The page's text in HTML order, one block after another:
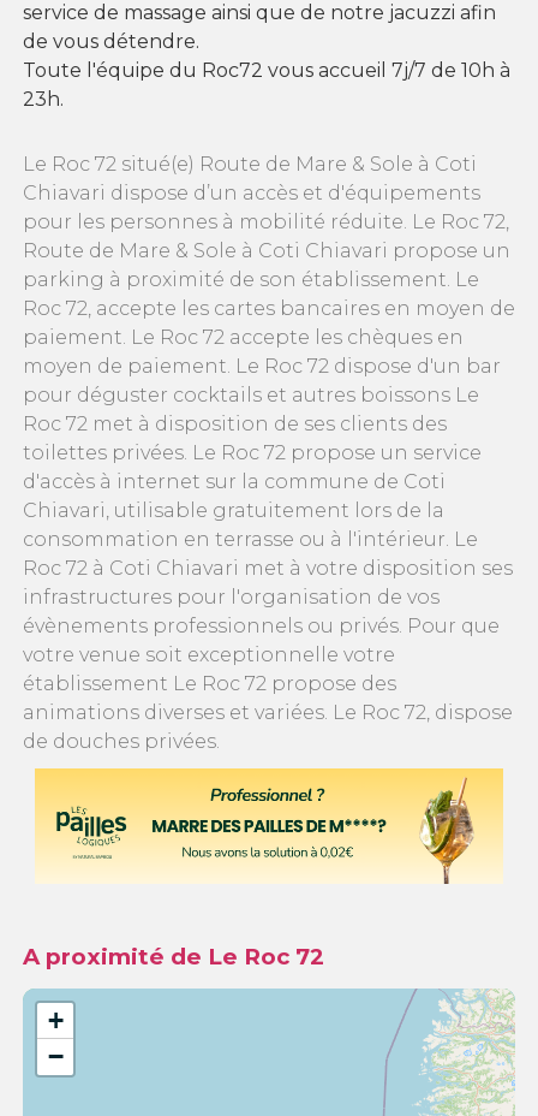
service de massage ainsi que de notre jacuzzi afin
de vous détendre.
Toute l'équipe du Roc72 vous accueil 7j/7 de 10h à
23h.
Le Roc 72 situé(e) Route de Mare & Sole à Coti
Chiavari dispose d’un accès et d'équipements
pour les personnes à mobilité réduite. Le Roc 72,
Route de Mare & Sole à Coti Chiavari propose un
parking à proximité de son établissement. Le
Roc 72, accepte les cartes bancaires en moyen de
paiement. Le Roc 72 accepte les chèques en
moyen de paiement. Le Roc 72 dispose d'un bar
pour déguster cocktails et autres boissons Le
Roc 72 met à disposition de ses clients des
toilettes privées. Le Roc 72 propose un service
d'accès à internet sur la commune de Coti
Chiavari, utilisable gratuitement lors de la
consommation en terrasse ou à l'intérieur. Le
Roc 72 à Coti Chiavari met à votre disposition ses
infrastructures pour l'organisation de vos
évènements professionnels ou privés. Pour que
votre venue soit exceptionnelle votre
établissement Le Roc 72 propose des
animations diverses et variées. Le Roc 72, dispose
de douches privées.
A proximité de Le Roc 72
+
−